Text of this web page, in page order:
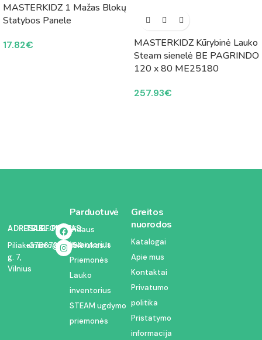
MASTERKIDZ 1 Mažas Blokų
Statybos Panele
17.82€
MASTERKIDZ Kūrybinė Lauko
Steam sienelė BE PAGRINDO
120 x 80 ME25180
257.93€
ADRESAS:
Piliakalnio
g. 7,
Vilnius
TELEFONAS:
+37067350054
EL. PAŠTAS:
info@kodelciukas.lt
Parduotuvė
Vidaus
inventorius
Priemonės
Lauko
inventorius
STEAM ugdymo
priemonės
Greitos
nuorodos
Katalogai
Apie mus
Kontaktai
Privatumo
politika
Pristatymo
informacija